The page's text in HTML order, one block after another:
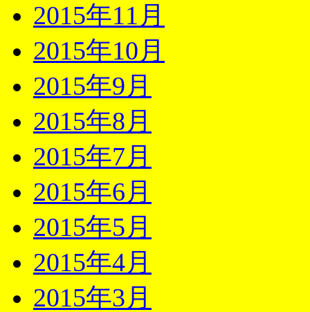
2015年11月
2015年10月
2015年9月
2015年8月
2015年7月
2015年6月
2015年5月
2015年4月
2015年3月